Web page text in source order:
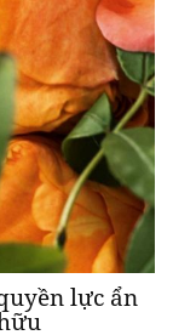
lực ẩn